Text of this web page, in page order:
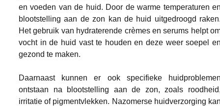
en voeden van de huid. Door de warme temperaturen
blootstelling aan de zon kan de huid uitgedroogd
Het gebruik van hydraterende crèmes en serums helpt
vocht in de huid vast te houden en deze weer soepel
gezond te maken.
Daarnaast kunnen er ook specifieke
ontstaan na blootstelling aan de zon, zoals
irritatie of pigmentvlekken. Nazomerse huidverzorging